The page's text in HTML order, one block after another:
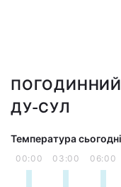
ПОГОДИННИЙ
ДУ-СУЛ
Температура
00:00 03:00 06:00